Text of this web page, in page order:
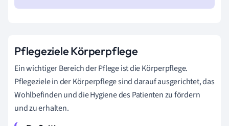
Pflegeziele Körperpflege
Ein wichtiger Bereich der Pflege ist die Körperpflege.
Pflegeziele in der Körperpflege sind darauf ausgerichtet, das
Wohlbefinden und die Hygiene des Patienten zu fördern
und zu erhalten.